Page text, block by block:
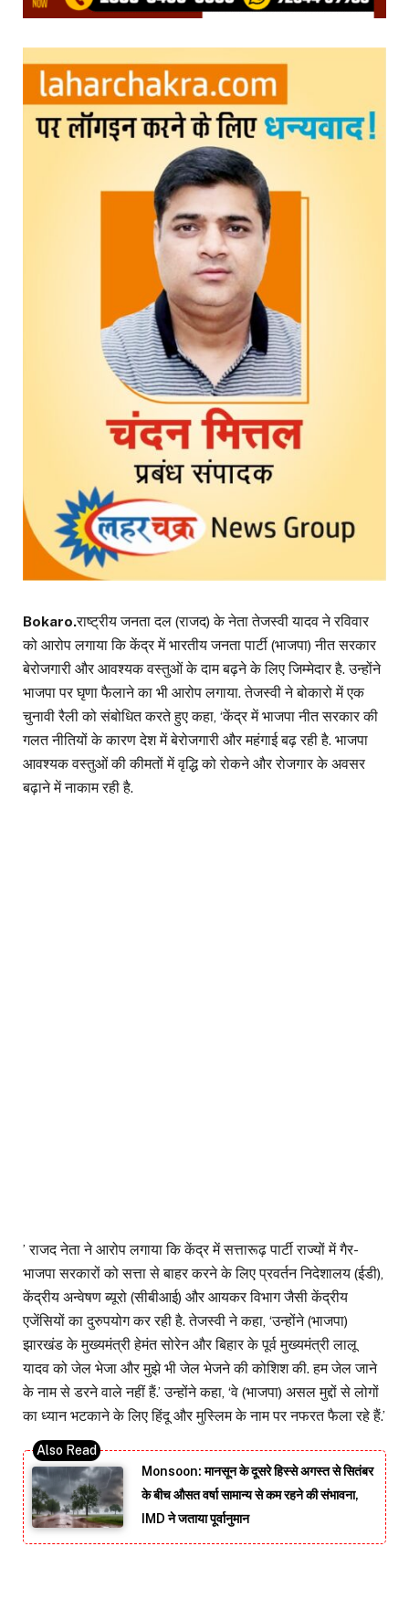
Bokaro.राष्ट्रीय जनता दल (राजद) के नेता तेजस्वी यादव ने रविवार
को आरोप लगाया कि केंद्र में भारतीय जनता पार्टी (भाजपा) नीत सरकार
बेरोजगारी और आवश्यक वस्तुओं के दाम बढ़ने के लिए जिम्मेदार है. उन्होंने
भाजपा पर घृणा फैलाने का भी आरोप लगाया. तेजस्वी ने बोकारो में एक
चुनावी रैली को संबोधित करते हुए कहा, ‘केंद्र में भाजपा नीत सरकार की
गलत नीतियों के कारण देश में बेरोजगारी और महंगाई बढ़ रही है. भाजपा
आवश्यक वस्तुओं की कीमतों में वृद्धि को रोकने और रोजगार के अवसर
बढ़ाने में नाकाम रही है.
’ राजद नेता ने आरोप लगाया कि केंद्र में सत्तारूढ़ पार्टी राज्यों में गैर-
भाजपा सरकारों को सत्ता से बाहर करने के लिए प्रवर्तन निदेशालय (ईडी),
केंद्रीय अन्वेषण ब्यूरो (सीबीआई) और आयकर विभाग जैसी केंद्रीय
एजेंसियों का दुरुपयोग कर रही है. तेजस्वी ने कहा, ‘उन्होंने (भाजपा)
झारखंड के मुख्यमंत्री हेमंत सोरेन और बिहार के पूर्व मुख्यमंत्री लालू
यादव को जेल भेजा और मुझे भी जेल भेजने की कोशिश की. हम जेल जाने
के नाम से डरने वाले नहीं हैं.’ उन्होंने कहा, ‘वे (भाजपा) असल मुद्दों से लोगों
का ध्यान भटकाने के लिए हिंदू और मुस्लिम के नाम पर नफरत फैला रहे हैं.’
Monsoon: मानसून के दूसरे हिस्से अगस्त से सितंबर
के बीच औसत वर्षा सामान्य से कम रहने की संभावना,
IMD ने जताया पूर्वानुमान